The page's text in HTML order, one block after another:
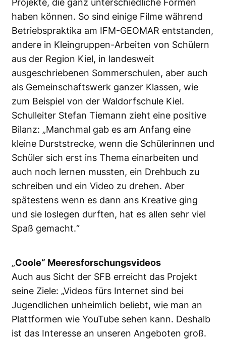
Projekte, die ganz unterschiedliche Formen
haben können. So sind einige Filme während
Betriebspraktika am IFM-GEOMAR entstanden,
andere in Kleingruppen-Arbeiten von Schülern
aus der Region Kiel, in landesweit
ausgeschriebenen Sommerschulen, aber auch
als Gemeinschaftswerk ganzer Klassen, wie
zum Beispiel von der Waldorfschule Kiel.
Schulleiter Stefan Tiemann zieht eine positive
Bilanz: „Manchmal gab es am Anfang eine
kleine Durststrecke, wenn die Schülerinnen und
Schüler sich erst ins Thema einarbeiten und
auch noch lernen mussten, ein Drehbuch zu
schreiben und ein Video zu drehen. Aber
spätestens wenn es dann ans Kreative ging
und sie loslegen durften, hat es allen sehr viel
Spaß gemacht.“
„Coole“ Meeresforschungsvideos
Auch aus Sicht der SFB erreicht das Projekt
seine Ziele: „Videos fürs Internet sind bei
Jugendlichen unheimlich beliebt, wie man an
Plattformen wie YouTube sehen kann. Deshalb
ist das Interesse an unseren Angeboten groß.